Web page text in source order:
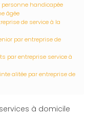
handicapée
âgée
de service à la
par entreprise de
par entreprise service à
alitée par entreprise de
à domicile